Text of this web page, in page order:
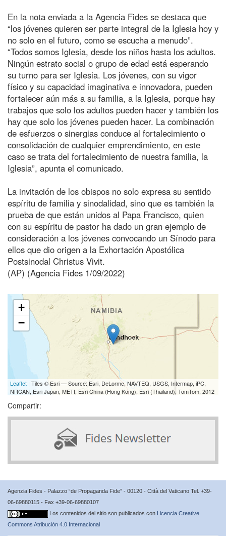
En la nota enviada a la Agencia Fides se destaca que
“los jóvenes quieren ser parte integral de la Iglesia hoy y
no solo en el futuro, como se escucha a menudo”.
“Todos somos Iglesia, desde los niños hasta los adultos.
Ningún estrato social o grupo de edad está esperando
su turno para ser Iglesia. Los jóvenes, con su vigor
físico y su capacidad imaginativa e innovadora, pueden
fortalecer aún más a su familia, a la Iglesia, porque hay
trabajos que solo los adultos pueden hacer y también los
hay que solo los jóvenes pueden hacer. La combinación
de esfuerzos o sinergias conduce al fortalecimiento o
consolidación de cualquier emprendimiento, en este
caso se trata del fortalecimiento de nuestra familia, la
Iglesia”, apunta el comunicado.
La invitación de los obispos no solo expresa su sentido
espíritu de familia y sinodalidad, sino que es también la
prueba de que están unidos al Papa Francisco, quien
con su espíritu de pastor ha dado un gran ejemplo de
consideración a los jóvenes convocando un Sínodo para
ellos que dio origen a la Exhortación Apostólica
Postsinodal Christus Vivit.
(AP) (Agencia Fides 1/09/2022)
+
−
Leaflet | Tiles © Esri — Source: Esri, DeLorme, NAVTEQ, USGS, Intermap, iPC,
NRCAN, Esri Japan, METI, Esri China (Hong Kong), Esri (Thailand), TomTom, 2012
Compartir:
Agenzia Fides - Palazzo “de Propaganda Fide” - 00120 - Città del Vaticano Tel. +39-
06-69880115 - Fax +39-06-69880107
Los contenidos del sitio son publicados con Licencia Creative
Commons Atribución 4.0 Internacional